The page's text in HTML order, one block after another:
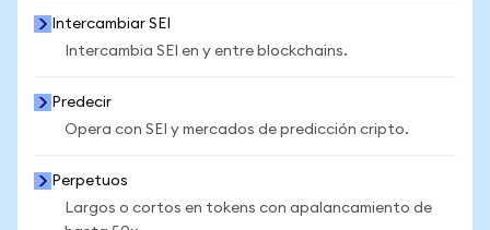
Intercambiar SEI
Intercambia SEI en y entre blockchains.
Predecir
Opera con SEI y mercados de predicción cripto.
Perpetuos
Largos o cortos en tokens con apalancamiento de